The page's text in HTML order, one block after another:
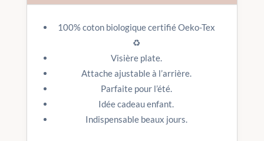
100% coton biologique certifié Oeko-Tex
♻️
Visière plate.
Attache ajustable à l’arrière.
Parfaite pour l’été.
Idée cadeau enfant.
Indispensable beaux jours.